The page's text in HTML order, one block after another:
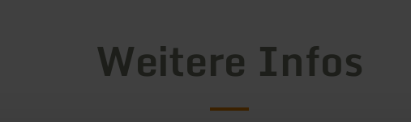
Weitere Infos